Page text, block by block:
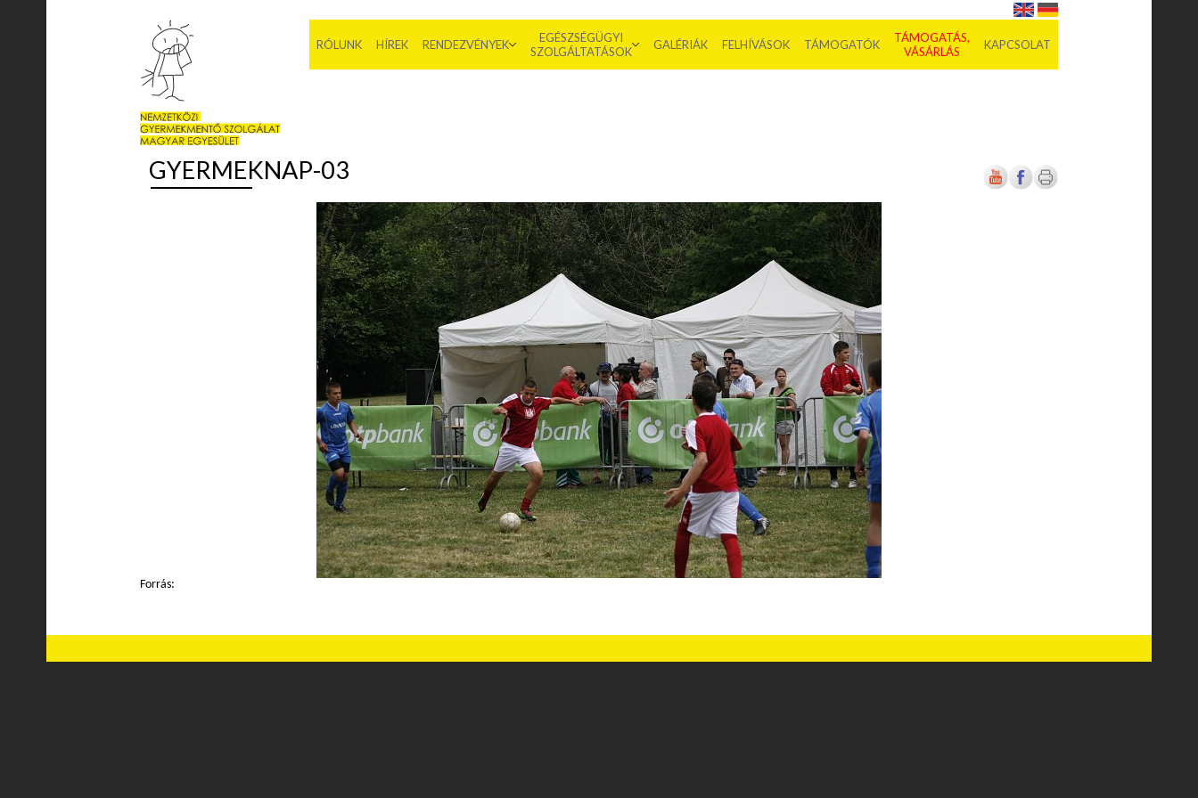
RÓLUNK HÍREK RENDEZVÉNYEK
EGÉSZSÉGÜGYI
SZOLGÁLTATÁSOK
GALÉRIÁK FELHÍVÁSOK TÁMOGATÓK
TÁMOGATÁS,
VÁSÁRLÁS
KAPCSOLAT
GYERMEKNAP-03
Forrás: